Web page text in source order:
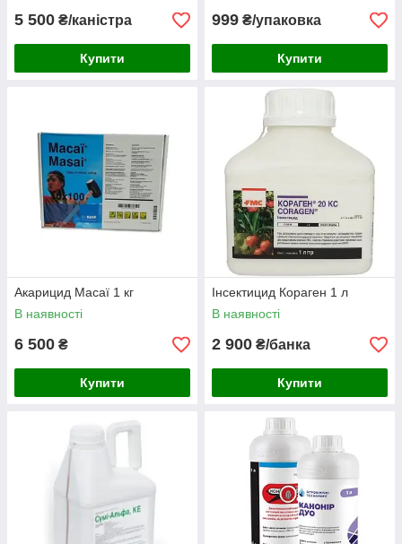
5 500 ₴/каністра
Купити
999 ₴/упаковка
Купити
Акарицид Масаї 1 кг
В наявності
6 500 ₴
Купити
Інсектицид Кораген 1 л
В наявності
2 900 ₴/банка
Купити